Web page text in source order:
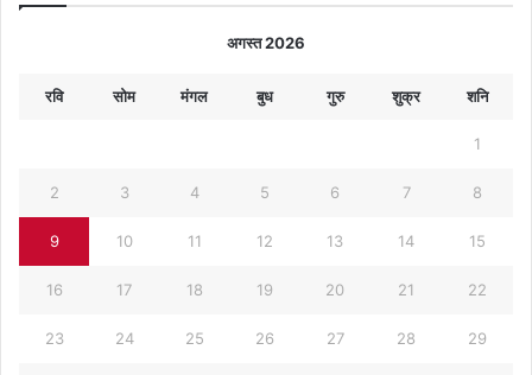
अगस्त 2026
रवि सोम मंगल बुध गुरु शुक्र शनि
1
2 3 4 5 6 7 8
9 10 11 12 13 14 15
16 17 18 19 20 21 22
23 24 25 26 27 28 29